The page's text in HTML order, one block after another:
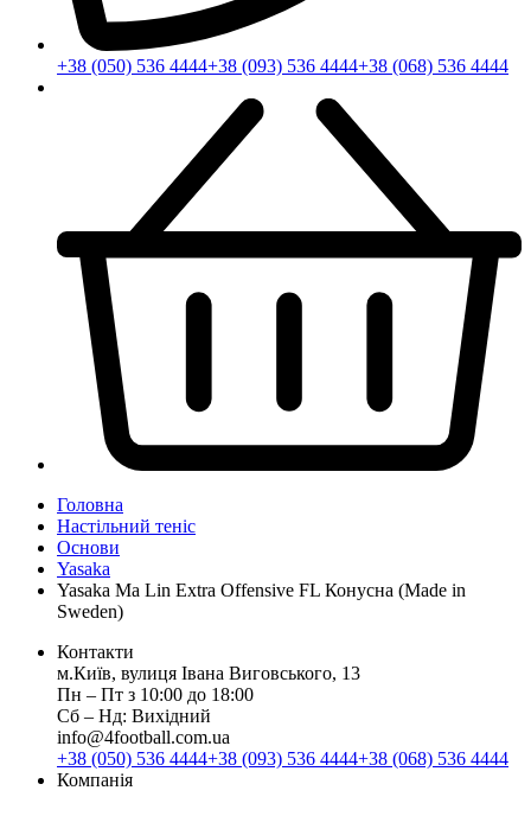
+38 (050) 536 4444+38 (093) 536 4444+38 (068) 536 4444
Головна
Настільний теніс
Основи
Yasaka
Yasaka Ma Lin Extra Offensive FL Конусна (Made in
Sweden)
Контакти
м.Київ, вулиця Івана Виговського, 13
Пн ‒ Пт з 10:00 до 18:00
Сб ‒ Нд: Вихідний
info@4football.com.ua
+38 (050) 536 4444+38 (093) 536 4444+38 (068) 536 4444
Компанія